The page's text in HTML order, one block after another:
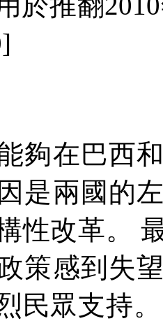
夠在巴西
是兩國的
性改革。
策感到失
民眾支持。